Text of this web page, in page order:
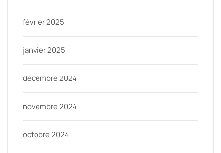
février 2025
janvier 2025
décembre 2024
novembre 2024
octobre 2024